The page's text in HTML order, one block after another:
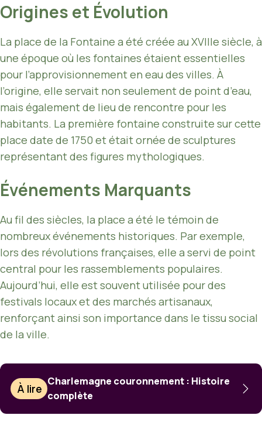
Origines et Évolution
La place de la Fontaine a été créée au XVIIIe siècle, à
une époque où les fontaines étaient essentielles
pour l’approvisionnement en eau des villes. À
l’origine, elle servait non seulement de point d’eau,
mais également de lieu de rencontre pour les
habitants. La première fontaine construite sur cette
place date de 1750 et était ornée de sculptures
représentant des figures mythologiques.
Événements Marquants
Au fil des siècles, la place a été le témoin de
nombreux événements historiques. Par exemple,
lors des révolutions françaises, elle a servi de point
central pour les rassemblements populaires.
Aujourd’hui, elle est souvent utilisée pour des
festivals locaux et des marchés artisanaux,
renforçant ainsi son importance dans le tissu social
de la ville.
À lire
Charlemagne couronnement : Histoire
complète